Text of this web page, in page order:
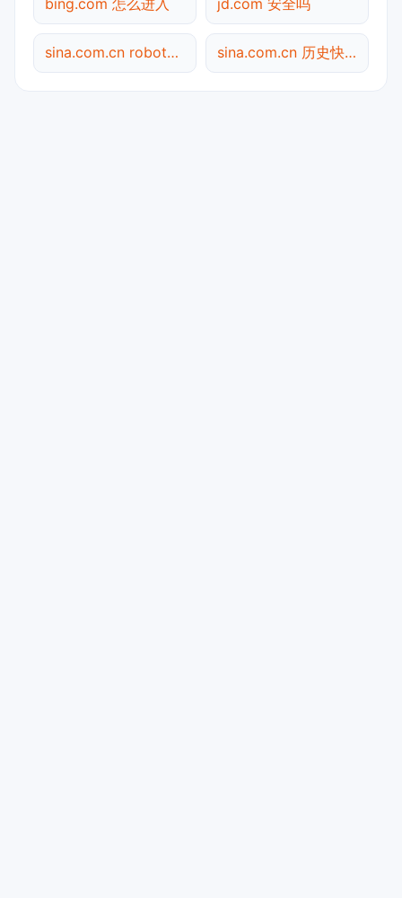
bing.com 怎么进入 jd.com 安全吗
sina.com.cn robots.txt检测 sina.com.cn 历史快照